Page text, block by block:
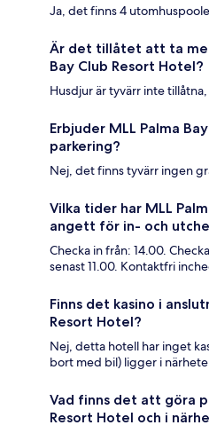
Ja, det finns 4
Är det tillåtet att ta
Bay Club Resort Hotel?
Husdjur är tyvärr inte
Erbjuder MLL Palma
parkering?
Nej, det finns tyvärr ingen
Vilka tider har MLL
angett för in- och
Checka in från: 14.00.
senast 11.00. Kontaktfri
Finns det kasino i
Resort Hotel?
Nej, detta hotell har inget
bort med bil) ligger i
Vad finns det att göra
Resort Hotel och i